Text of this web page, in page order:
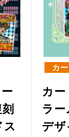
カ
カ
ラ
デ